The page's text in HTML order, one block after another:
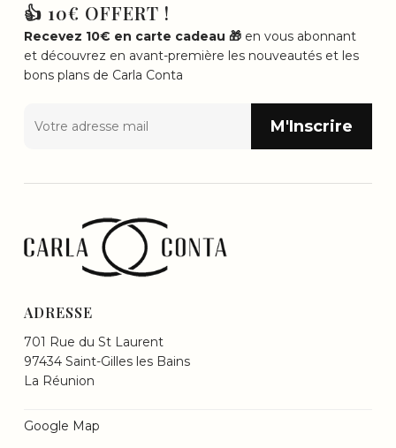
👍 10€ OFFERT !
Recevez 10€ en carte cadeau 🎁en vous abonnant
et découvrez en avant-première les nouveautés et les
bons plans de Carla Conta
ADRESSE
701 Rue du St Laurent
97434 Saint-Gilles les Bains
La Réunion
Google Map